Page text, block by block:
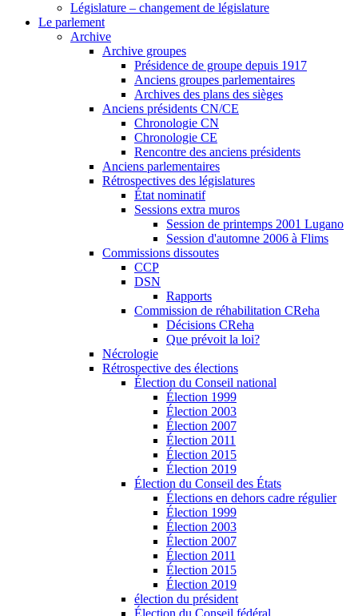
Législature – changement de législature
Le parlement
Archive
Archive groupes
Présidence de groupe depuis 1917
Anciens groupes parlementaires
Archives des plans des sièges
Anciens présidents CN/CE
Chronologie CN
Chronologie CE
Rencontre des anciens présidents
Anciens parlementaires
Rétrospectives des législatures
État nominatif
Sessions extra muros
Session de printemps 2001 Lugano
Session d'automne 2006 à Flims
Commissions dissoutes
CCP
DSN
Rapports
Commission de réhabilitation CReha
Décisions CReha
Que prévoit la loi?
Nécrologie
Rétrospective des élections
Élection du Conseil national
Élection 1999
Élection 2003
Élection 2007
Élection 2011
Élection 2015
Élection 2019
Élection du Conseil des États
Élections en dehors cadre régulier
Élection 1999
Élection 2003
Élection 2007
Élection 2011
Élection 2015
Élection 2019
élection du président